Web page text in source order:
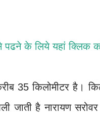
से पढने के लियेयहां क्लिक
35 किलोमीटर है।
जाती है नारायण